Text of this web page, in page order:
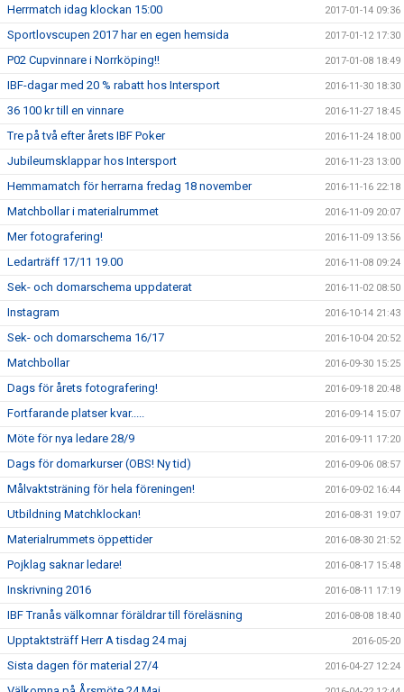
Herrmatch idag klockan 15:00 2017-01-14 09:36
Sportlovscupen 2017 har en egen hemsida 2017-01-12 17:30
P02 Cupvinnare i Norrköping!! 2017-01-08 18:49
IBF-dagar med 20 % rabatt hos Intersport 2016-11-30 18:30
36 100 kr till en vinnare 2016-11-27 18:45
Tre på två efter årets IBF Poker 2016-11-24 18:00
Jubileumsklappar hos Intersport 2016-11-23 13:00
Hemmamatch för herrarna fredag 18 november 2016-11-16 22:18
Matchbollar i materialrummet 2016-11-09 20:07
Mer fotografering! 2016-11-09 13:56
Ledarträff 17/11 19.00 2016-11-08 09:24
Sek- och domarschema uppdaterat 2016-11-02 08:50
Instagram 2016-10-14 21:43
Sek- och domarschema 16/17 2016-10-04 20:52
Matchbollar 2016-09-30 15:25
Dags för årets fotografering! 2016-09-18 20:48
Fortfarande platser kvar..... 2016-09-14 15:07
Möte för nya ledare 28/9 2016-09-11 17:20
Dags för domarkurser (OBS! Ny tid) 2016-09-06 08:57
Målvaktsträning för hela föreningen! 2016-09-02 16:44
Utbildning Matchklockan! 2016-08-31 19:07
Materialrummets öppettider 2016-08-30 21:52
Pojklag saknar ledare! 2016-08-17 15:48
Inskrivning 2016 2016-08-11 17:19
IBF Tranås välkomnar föräldrar till föreläsning 2016-08-08 18:40
Upptaktsträff Herr A tisdag 24 maj 2016-05-20
Sista dagen för material 27/4 2016-04-27 12:24